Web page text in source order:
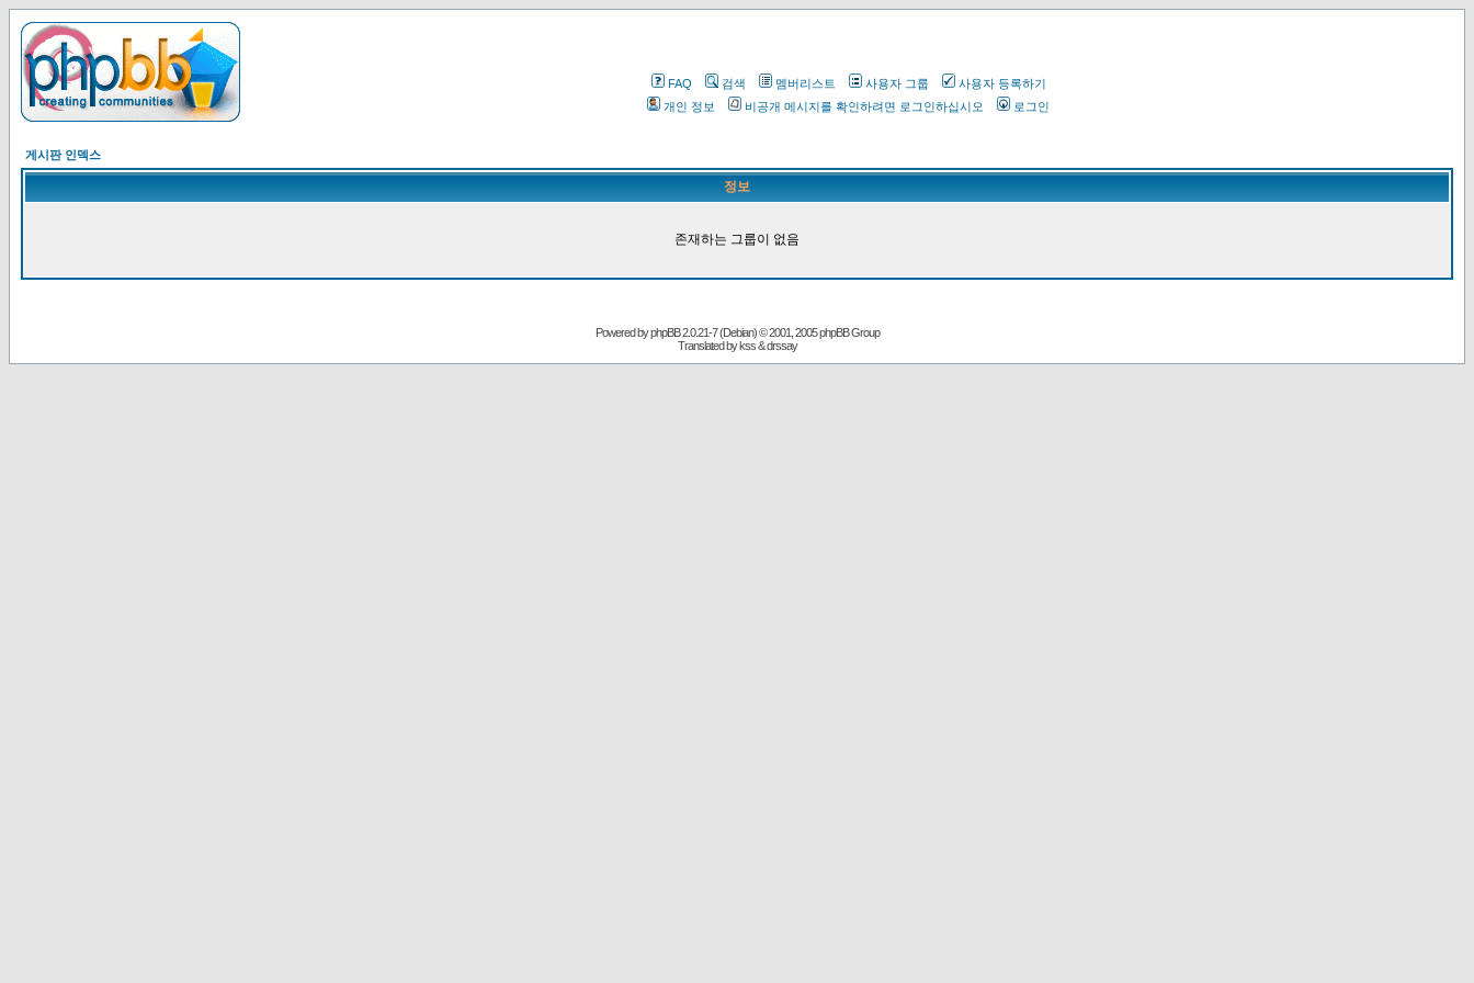
FAQ 검색 멤버리스트 사용자 그룹
사용자 등록하기
개인 정보
비공개 메시지를 확인하려면 로그인하십시오 로그인
게시판 인덱스
정보
존재하는 그룹이 없음
Powered byphpBB2.0.21-7 (Debian) © 2001, 2005 phpBB Group
Translated by kss & drssay